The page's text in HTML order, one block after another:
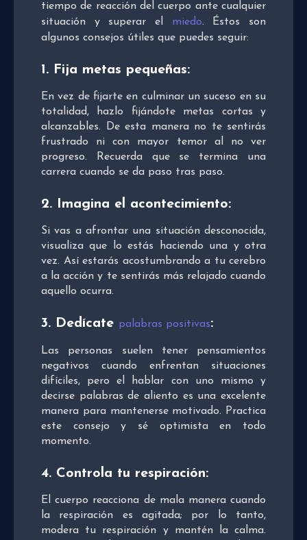
tiempo de reacción del cuerpo ante cualquier
situación y superar el miedo. Éstos son
algunos consejos útiles que puedes seguir:
1. Fija metas pequeñas:
En vez de fijarte en culminar un suceso en su
totalidad, hazlo fijándote metas cortas y
alcanzables. De esta manera no te sentirás
frustrado ni con mayor temor al no ver
progreso. Recuerda que se termina una
carrera cuando se da paso tras paso.
2. Imagina el acontecimiento:
Si vas a afrontar una situación desconocida,
visualiza que lo estás haciendo una y otra
vez. Así estarás acostumbrando a tu cerebro
a la acción y te sentirás más relajado cuando
aquello ocurra.
3. Dedícate palabras positivas:
Las personas suelen tener pensamientos
negativos cuando enfrentan situaciones
difíciles, pero el hablar con uno mismo y
decirse palabras de aliento es una excelente
manera para mantenerse motivado. Practica
este consejo y sé optimista en todo
momento.
4. Controla tu respiración:
El cuerpo reacciona de mala manera cuando
la respiración es agitada; por lo tanto,
modera tu respiración y mantén la calma.